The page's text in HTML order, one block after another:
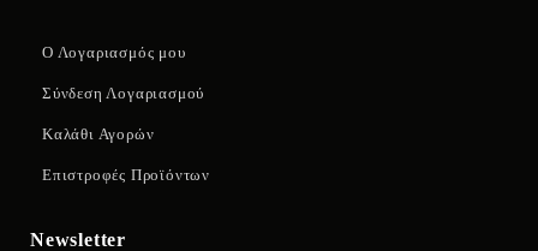
Ο Λογαριασμός μου
Σύνδεση Λογαριασμού
Καλάθι Αγορών
Επιστροφές Προϊόντων
Newsletter